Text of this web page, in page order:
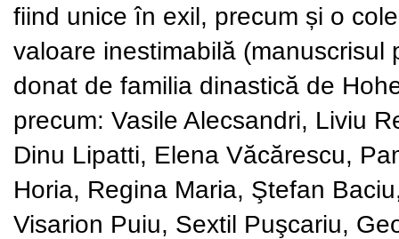
fiind unice în exil, precum și o
valoare inestimabilă (manuscrisul
donat de familia dinastică de
precum: Vasile Alecsandri, Liviu
Dinu Lipatti, Elena Văcărescu,
Horia, Regina Maria, Ştefan
Visarion Puiu, Sextil Puşcariu,